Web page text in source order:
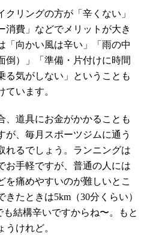
リングの方が「辛くない」
消費」などでメリットが大き
「向かい風は辛い」「雨の中
倒）」「準備・片付けに時間
る気がしない」ということも
います。
、道具にお金がかかることも
が、毎月スポーツジムに通う
れるでしょう。ランニングは
お手軽ですが、普通の人には
を痛めやすいのが難しいとこ
たときは5km（30分くらい）
結構辛いですからね〜。もと
うけれど。